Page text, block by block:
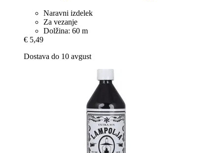
Naravni izdelek
Za vezanje
Dolžina: 60 m
€ 5,49
Dostava do 10 avgust